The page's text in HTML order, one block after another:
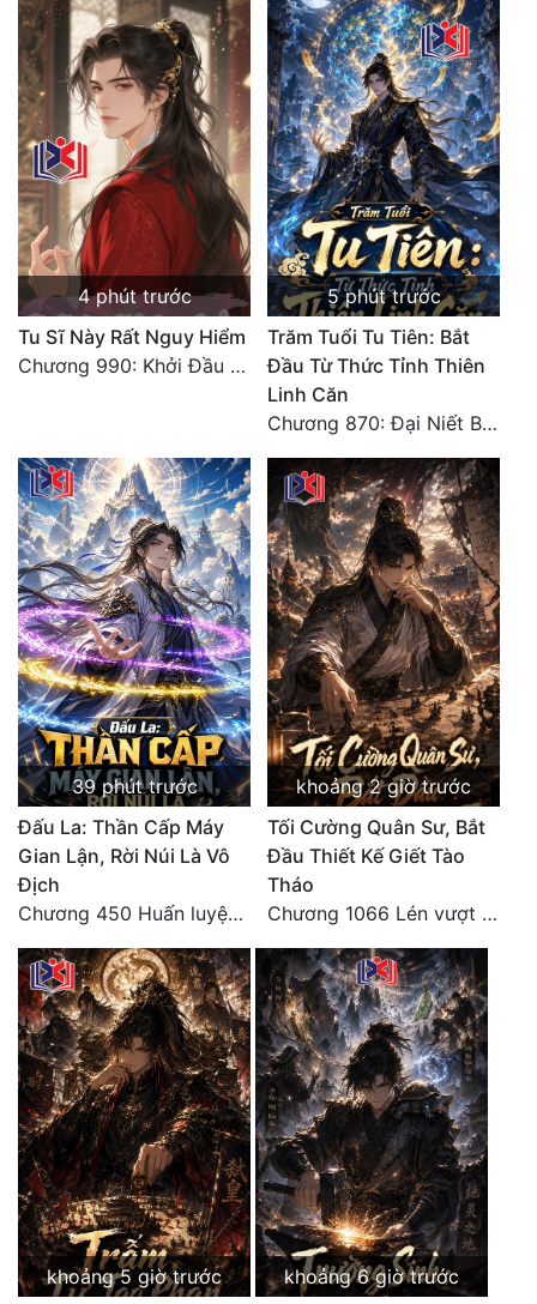
4 phút trước
Tu Sĩ Này Rất Nguy Hiểm
Chương 990: Khởi Đầu Bất Thuận
5 phút trước
Trăm Tuổi Tu Tiên: Bắt
Đầu Từ Thức Tỉnh Thiên
Linh Căn
Chương 870: Đại Niết Bàn Tiên Thuật!
39 phút trước
Đấu La: Thần Cấp Máy
Gian Lận, Rời Núi Là Vô
Địch
Chương 450 Huấn luyện thực chiến, Long Linh Cơ đối chiến bốn người Cổ Nguyệt và Vũ Lân!
khoảng 2 giờ trước
Tối Cường Quân Sư, Bắt
Đầu Thiết Kế Giết Tào
Tháo
Chương 1066 Lén vượt Nam Bì, đánh thẳng Nghiệp Thành (2/2)
khoảng 5 giờ trước
khoảng 6 giờ trước